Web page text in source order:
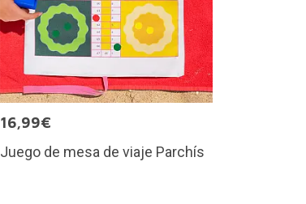
16,99€
Juego de mesa de viaje Parchís